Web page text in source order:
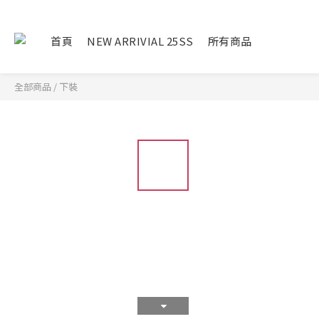
首頁 NEW ARRIVIAL 25SS 所有商品
全部商品 / 下裝